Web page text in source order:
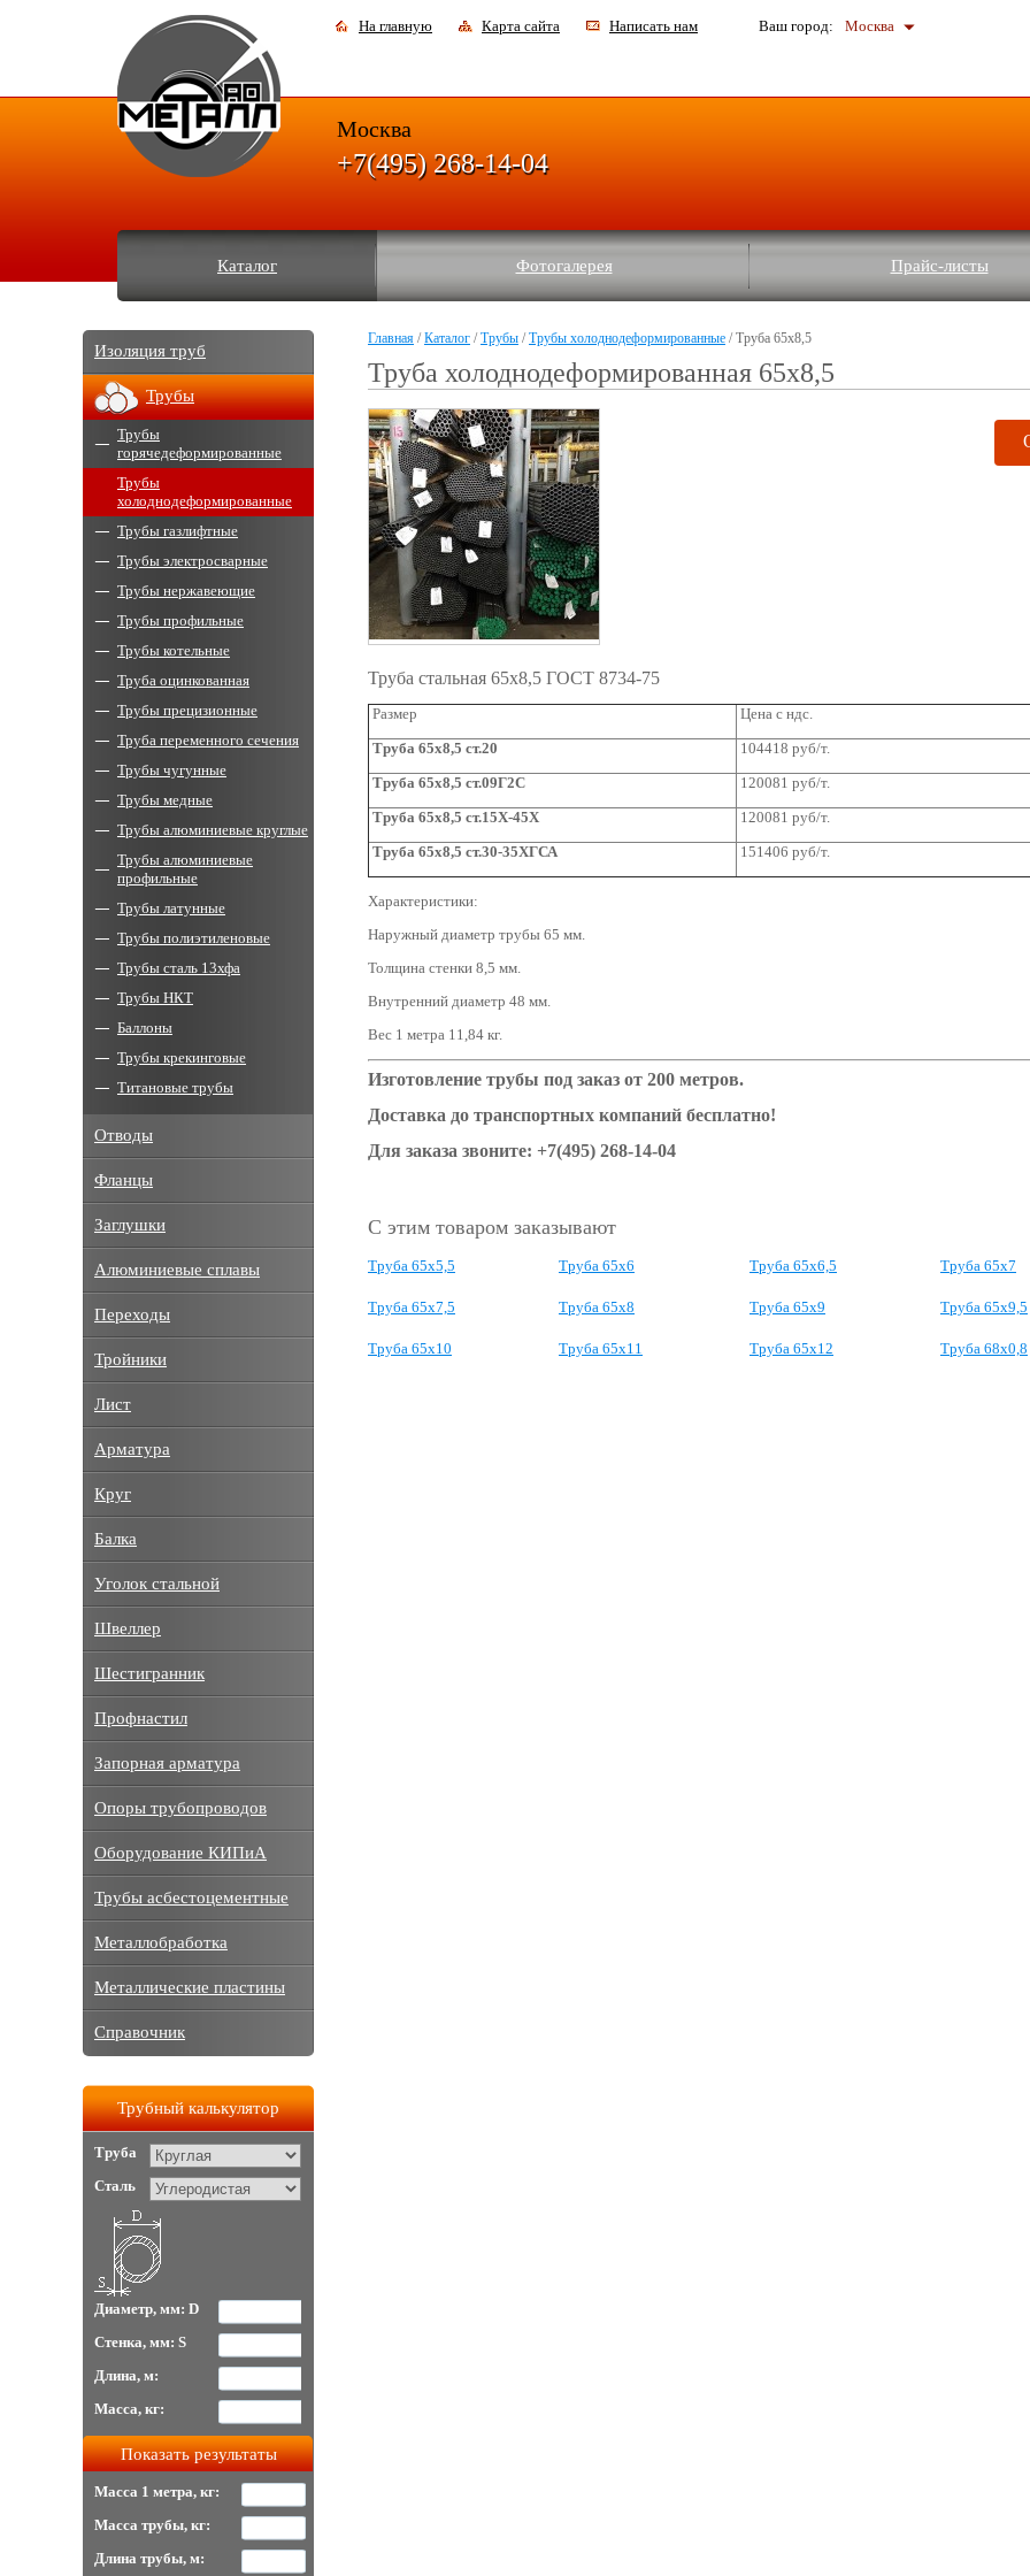
На главную Карта сайта Написать нам Ваш город: Москва
Каталог Фотогалерея Прайс-листы
Москва
+7(495) 268-14-04
Главная /Каталог /Трубы /Трубы холоднодеформированные / Труба 65x8,5
Труба холоднодеформированная 65x8,5
Труба стальная 65x8,5 ГОСТ 8734-75
Размер
Цена с ндс.
Труба 65x8,5 ст.20
104418 руб/т.
Труба 65x8,5 ст.09Г2С
120081 руб/т.
Труба 65x8,5 ст.15Х-45Х
120081 руб/т.
Труба 65x8,5 ст.30-35ХГСА 151406 руб/т.
Характеристики:
Наружный диаметр трубы 65 мм.
Толщина стенки 8,5 мм.
Внутренний диаметр 48 мм.
Вес 1 метра 11,84 кг.
Изготовление трубы под заказ от 200 метров.
Доставка до транспортных компаний бесплатно!
Для заказа звоните: +7(495) 268-14-04
С этим товаром заказывают
Труба 65x5,5 Труба 65x6 Труба 65x6,5 Труба 65x7
Труба 65x7,5 Труба 65x8 Труба 65x9 Труба 65x9,5
Труба 65x10 Труба 65x11 Труба 65x12 Труба 68x0,8
Изоляция труб
Трубы
Трубы
горячедеформированные
Трубы
холоднодеформированные
Трубы газлифтные
Трубы электросварные
Трубы нержавеющие
Трубы профильные
Трубы котельные
Труба оцинкованная
Трубы прецизионные
Труба переменного сечения
Трубы чугунные
Трубы медные
Трубы алюминиевые круглые
Трубы алюминиевые
профильные
Трубы латунные
Трубы полиэтиленовые
Трубы сталь 13хфа
Трубы НКТ
Баллоны
Трубы крекинговые
Титановые трубы
Отводы
Фланцы
Заглушки
Алюминиевые сплавы
Переходы
Тройники
Лист
Арматура
Круг
Балка
Уголок стальной
Швеллер
Шестигранник
Профнастил
Запорная арматура
Опоры трубопроводов
Оборудование КИПиА
Трубы асбестоцементные
Металлобработка
Металлические пластины
Справочник
Трубный калькулятор
Труба
Сталь
Диаметр, мм: D
Стенка, мм: S
Длина, м:
Масса, кг:
Масса 1 метра, кг:
Масса трубы, кг:
Длина трубы, м: